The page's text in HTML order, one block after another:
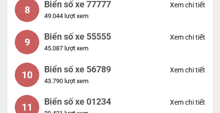
8 Biển số xe 77777
49.044 lượt xem
Xem chi tiết
9 Biển số xe 55555
45.087 lượt xem
Xem chi tiết
10 Biển số xe 56789
43.790 lượt xem
Xem chi tiết
11 Biển số xe 01234 Xem chi tiết